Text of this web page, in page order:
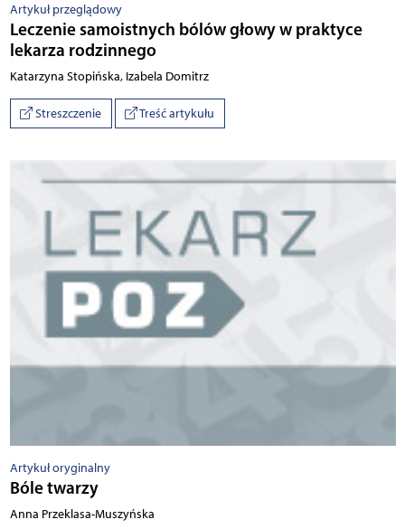
Artykuł przeglądowy
Leczenie samoistnych bólów głowy w praktyce
lekarza rodzinnego
Katarzyna Stopińska, Izabela Domitrz
Streszczenie Treść artykułu
Artykuł oryginalny
Bóle twarzy
Anna Przeklasa-Muszyńska